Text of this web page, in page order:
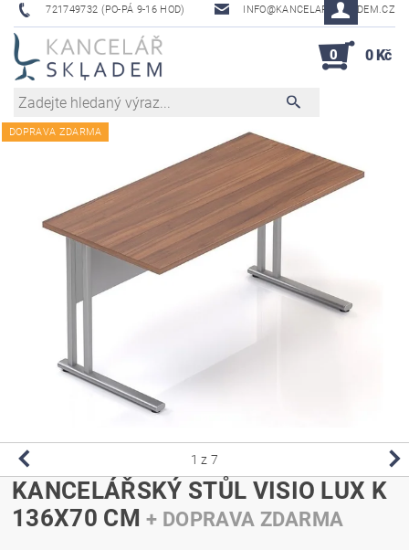
721749732 (PO-PÁ 9-16 HOD) INFO@KANCELAR-SKLADEM.CZ
0 0 Kč
DOPRAVA ZDARMA
1 z 7
KANCELÁŘSKÝ STŮL VISIO LUX K
136X70 CM+ DOPRAVA ZDARMA